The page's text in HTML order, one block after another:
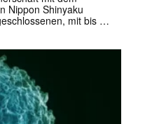
Nippon Shinyaku
mit bis …